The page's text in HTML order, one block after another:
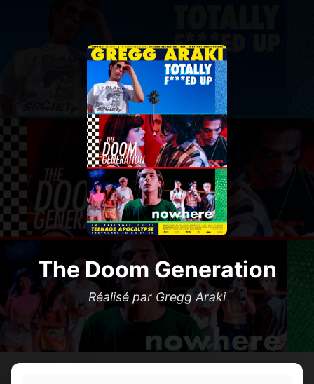
The Doom Generation
Réalisé par Gregg Araki